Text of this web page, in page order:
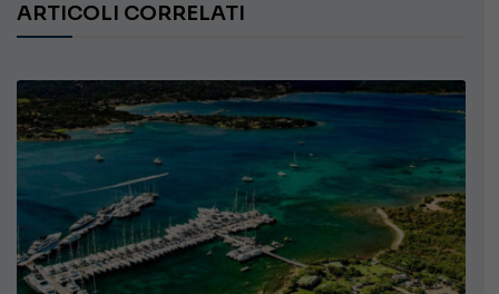
ARTICOLI CORRELATI